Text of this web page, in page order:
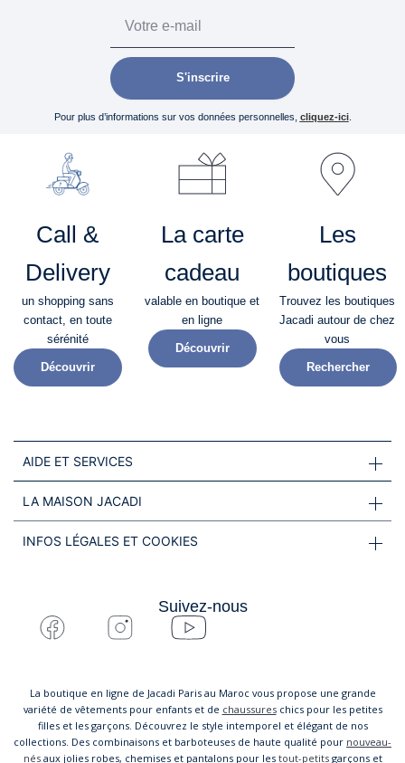
S'inscrire
Pour plus d’informations sur vos données personnelles, cliquez-ici.
Call &
Delivery
un shopping sans
contact, en toute
sérénité​
Découvrir
La carte
cadeau
valable en boutique et
en ligne
Découvrir
Les
boutiques
Trouvez les boutiques
Jacadi autour de chez
vous
Rechercher
AIDE ET SERVICES
LA MAISON JACADI
INFOS LÉGALES ET COOKIES
Suivez-nous
La boutique en ligne de Jacadi Paris au Maroc vous propose une grande
variété de vêtements pour enfants et de chaussureschics pour les petites
filles et les garçons. Découvrez le style intemporel et élégant de nos
collections. Des combinaisons et barboteuses de haute qualité pour nouveau-
nésaux jolies robes, chemises et pantalons pour les tout-petitsgarçons et